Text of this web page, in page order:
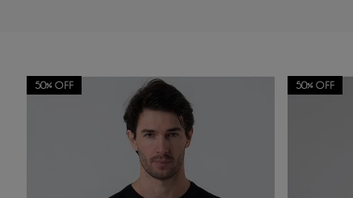
Título
Avalie o produto de 1 a 5 estrelas
★★
50% OFF 50% OFF